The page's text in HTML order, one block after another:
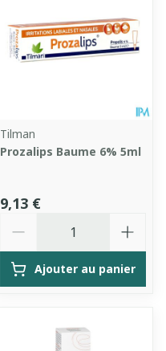
Tilman
Prozalips Baume 6% 5ml
9,13 €
Ajouter au panier